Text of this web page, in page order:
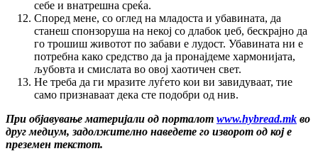
себе и внатрешна среќа.
Според мене, со оглед на младоста и убавината, да
станеш спонзоруша на некој со длабок џеб, бескрајно да
го трошиш животот по забави е лудост. Убавината ни е
потребна како средство да ја пронајдеме хармонијата,
љубовта и смислата во овој хаотичен свет.
Не треба да ги мразите луѓето кои ви завидуваат, тие
само признаваат дека сте подобри од нив.
При објавување материјали од порталот www.hybread.mk во
друг медиум, задолжително наведете го изворот од кој е
преземен текстот.